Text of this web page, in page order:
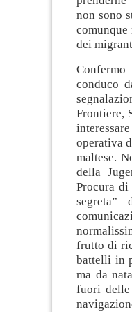
non sono
dei
conduco
Frontiere,
operativa
maltese.
della
Procura di
frutto di
battelli in
ma da
fuori